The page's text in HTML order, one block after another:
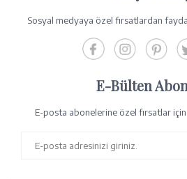
Sosyal medyaya özel fırsatlardan
E-Bülten
E-posta abonelerine özel fırsatlar